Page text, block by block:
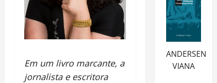
Em um livro marcante, a
jornalista e escritora
ANDERSEN
VIANA